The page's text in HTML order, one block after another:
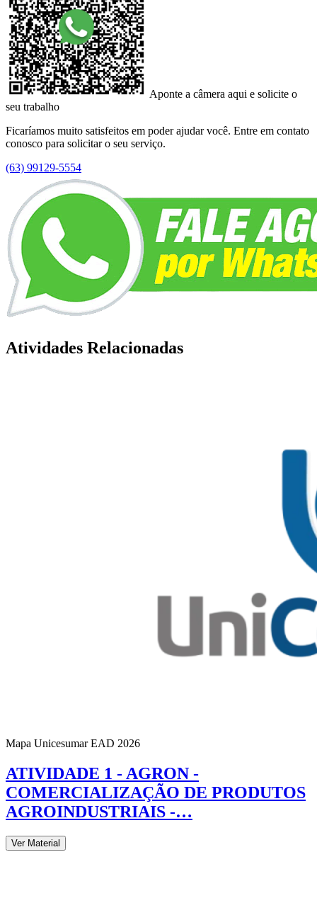
Aponte a câmera aqui e solicite o
seu trabalho
Ficaríamos muito satisfeitos em poder ajudar você. Entre em contato
conosco para solicitar o seu serviço.
(63) 99129-5554
Atividades Relacionadas
Mapa Unicesumar EAD 2026
ATIVIDADE 1 - AGRON -
COMERCIALIZAÇÃO DE PRODUTOS
AGROINDUSTRIAIS -…
Ver Material